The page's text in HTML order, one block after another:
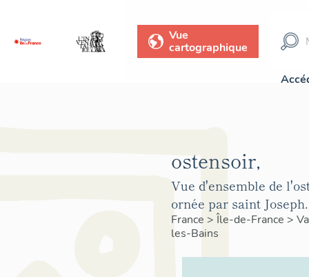
Vue
cartographique
ostensoir,
Vue d'ensemble de
ornée par saint Joseph.
France >Île-de-France >
les-Bains